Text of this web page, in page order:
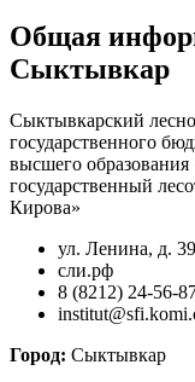
Общая
Сыктывкар
Сыктывкарский
государственного
высшего
государственный
Кирова»
ул. Ленина, д. 39
сли.рф
8 (8212) 24-56-
Город: Сыктывкар